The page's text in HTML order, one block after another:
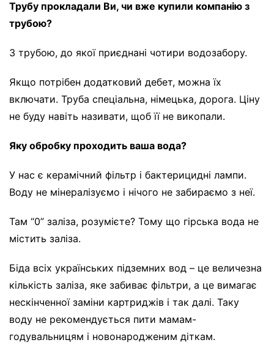
Трубу прокладали Ви, чи вже купили компанію з
трубою?
З трубою, до якої приєднані чотири водозабору.
Якщо потрібен додатковий дебет, можна їх
включати. Труба спеціальна, німецька, дорога. Ціну
не буду навіть називати, щоб її не викопали.
Яку обробку проходить ваша вода?
У нас є керамічний фільтр і бактерицидні лампи.
Воду не мінералізуємо і нічого не забираємо з неї.
Там “0” заліза, розумієте? Тому що гірська вода не
містить заліза.
Біда всіх українських підземних вод – це величезна
кількість заліза, яке забиває фільтри, а це вимагає
нескінченної заміни картриджів і так далі. Таку
воду не рекомендується пити мамам-
годувальницям і новонародженим діткам.